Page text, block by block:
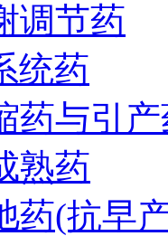
调节药
统药
药与引
熟药
药(抗早